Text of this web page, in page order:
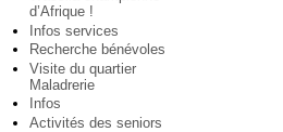
d’Afrique !
Infos services
Recherche bénévoles
Visite du quartier
Maladrerie
Infos
Activités des seniors